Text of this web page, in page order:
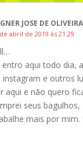
JOSE DE OLIVEIRA
abril de 2019 às 21:29
entro aqui todo dia,
instagram e outros
aqui e não quero
seus
mais por